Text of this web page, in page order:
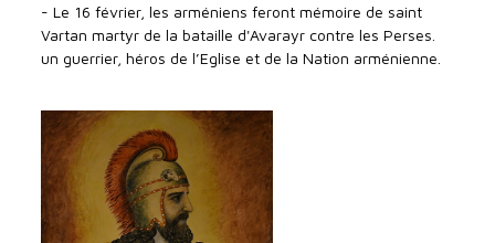
- Le 16 février, les arméniens feront mémoire de saint
Vartan martyr de la bataille d'Avarayr contre les Perses.
un guerrier, héros de l’Eglise et de la Nation arménienne.